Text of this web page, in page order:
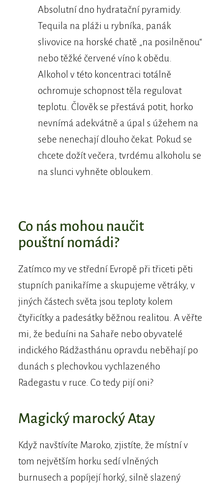
Absolutní dno hydratační pyramidy.
Tequila na pláži u rybníka, panák
slivovice na horské chatě „na posilněnou“
nebo těžké červené víno k obědu.
Alkohol v této koncentraci totálně
ochromuje schopnost těla regulovat
teplotu. Člověk se přestává potit, horko
nevnímá adekvátně a úpal s úžehem na
sebe nenechají dlouho čekat. Pokud se
chcete dožít večera, tvrdému alkoholu se
na slunci vyhněte obloukem.
Co nás mohou naučit
pouštní nomádi?
Zatímco my ve střední Evropě při třiceti pěti
stupních panikaříme a skupujeme větráky, v
jiných částech světa jsou teploty kolem
čtyřicítky a padesátky běžnou realitou. A věřte
mi, že beduíni na Sahaře nebo obyvatelé
indického Rádžasthánu opravdu neběhají po
dunách s plechovkou vychlazeného
Radegastu v ruce. Co tedy pijí oni?
Magický marocký Atay
Když navštívíte Maroko, zjistíte, že místní v
tom největším horku sedí vlněných
burnusech a popíjejí horký, silně slazený